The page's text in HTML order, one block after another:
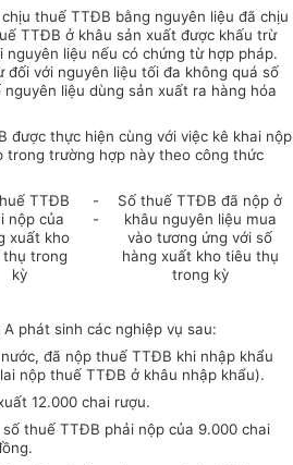
thuế TTĐB bằng nguyên liệu đã chịu
TTĐB ở khâu sản xuất được khấu trừ
liệu nếu có chứng từ hợp pháp.
với nguyên liệu tối đa không quá số
liệu dùng sản xuất ra hàng hóa
được thực hiện cùng với việc kê khai nộp
trong trường hợp này theo công thức
TTĐB
nộp của
xuất kho
trong
kỳ
-
-
Số thuế TTĐB đã nộp ở
khâu nguyên liệu mua
vào tương ứng với số
hàng xuất kho tiêu thụ
trong kỳ
phát sinh các nghiệp vụ sau:
đã nộp thuế TTĐB khi nhập khẩu
nộp thuế TTĐB ở khâu nhập khẩu).
12.000 chai rượu.
thuế TTĐB phải nộp của 9.000 chai